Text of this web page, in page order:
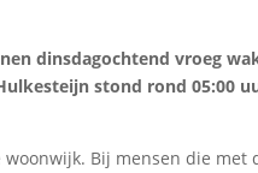
dinsdagochtend vroeg
stond rond 05:00
Bij mensen die